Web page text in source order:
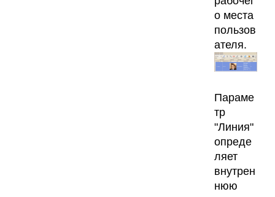
о места
пользов
ателя.
Параме
тр
"Линия"
опреде
ляет
внутрен
нюю